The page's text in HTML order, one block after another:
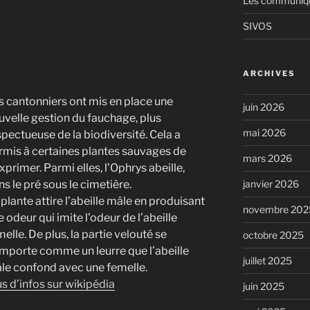
cantonniers ont mis en place une
gestion du fauchage, plus
de la biodiversité. Cela a
à certaines plantes sauvages de
Parmi elles, l’Ophrys abeille,
le pré sous le cimetière.
attire l’abeille mâle en produisant
odeur qui imite l’odeur de l’abeille
De plus, la partie velouté se
comme un leurre que l’abeille
confond avec une femelle.
d’infos sur wikipédia
SIVOS
ARCHIVES
juin 2026
mai 2026
mars 2026
janvier 2026
novembre
octobre 2025
juillet 2025
juin 2025